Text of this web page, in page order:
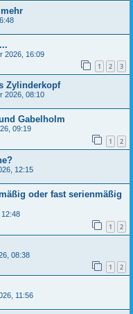
2026, 16:09
1 2 3
Zylinderkopf
2026, 08:10
Gabelholm
09:19
1 2
12:15
oder fast serienmäßig
12:48
1 2
08:38
1 2
11:56